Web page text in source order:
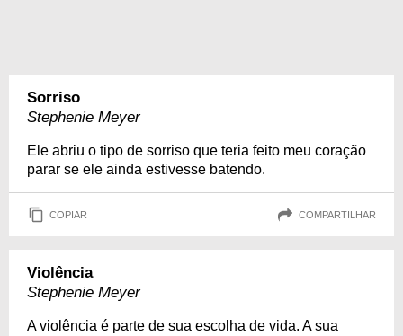
Sorriso
Stephenie Meyer
Ele abriu o tipo de sorriso que teria feito meu coração
parar se ele ainda estivesse batendo.
COPIAR COMPARTILHAR
Violência
Stephenie Meyer
A violência é parte de sua escolha de vida. A sua